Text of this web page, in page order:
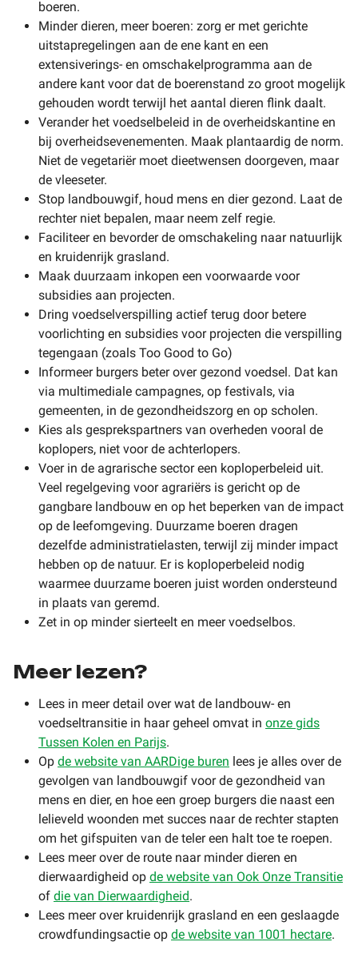
boeren.
Minder dieren, meer boeren: zorg er met gerichte
uitstapregelingen aan de ene kant en een
extensiverings- en omschakelprogramma aan de
andere kant voor dat de boerenstand zo groot mogelijk
gehouden wordt terwijl het aantal dieren flink daalt.
Verander het voedselbeleid in de overheidskantine en
bij overheidsevenementen. Maak plantaardig de norm.
Niet de vegetariër moet dieetwensen doorgeven, maar
de vleeseter.
Stop landbouwgif, houd mens en dier gezond. Laat de
rechter niet bepalen, maar neem zelf regie.
Faciliteer en bevorder de omschakeling naar natuurlijk
en kruidenrijk grasland.
Maak duurzaam inkopen een voorwaarde voor
subsidies aan projecten.
Dring voedselverspilling actief terug door betere
voorlichting en subsidies voor projecten die verspilling
tegengaan (zoals Too Good to Go)
Informeer burgers beter over gezond voedsel. Dat kan
via multimediale campagnes, op festivals, via
gemeenten, in de gezondheidszorg en op scholen.
Kies als gesprekspartners van overheden vooral de
koplopers, niet voor de achterlopers.
Voer in de agrarische sector een koploperbeleid uit.
Veel regelgeving voor agrariërs is gericht op de
gangbare landbouw en op het beperken van de impact
op de leefomgeving. Duurzame boeren dragen
dezelfde administratielasten, terwijl zij minder impact
hebben op de natuur. Er is koploperbeleid nodig
waarmee duurzame boeren juist worden ondersteund
in plaats van geremd.
Zet in op minder sierteelt en meer voedselbos.
Meer lezen?
Lees in meer detail over wat de landbouw- en
voedseltransitie in haar geheel omvat in onze gids
Tussen Kolen en Parijs.
Op de website van AARDige buren lees je alles over de
gevolgen van landbouwgif voor de gezondheid van
mens en dier, en hoe een groep burgers die naast een
lelieveld woonden met succes naar de rechter stapten
om het gifspuiten van de teler een halt toe te roepen.
Lees meer over de route naar minder dieren en
dierwaardigheid op de website van Ook Onze Transitie
of die van Dierwaardigheid.
Lees meer over kruidenrijk grasland en een geslaagde
crowdfundingsactie op de website van 1001 hectare.